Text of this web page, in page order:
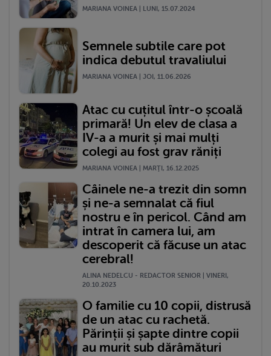
MARIANA VOINEA | LUNI, 15.07.2024
Semnele subtile care pot
indica debutul travaliului
MARIANA VOINEA | JOI, 11.06.2026
Atac cu cuțitul într-o școală
primară! Un elev de clasa a
IV-a a murit și mai mulți
colegi au fost grav răniți
MARIANA VOINEA | MARŢI, 16.12.2025
Câinele ne-a trezit din somn
și ne-a semnalat că fiul
nostru e în pericol. Când am
intrat în camera lui, am
descoperit că făcuse un atac
cerebral!
ALINA NEDELCU - REDACTOR SENIOR | VINERI,
20.10.2023
O familie cu 10 copii, distrusă
de un atac cu rachetă.
Părinții și șapte dintre copii
au murit sub dărâmături